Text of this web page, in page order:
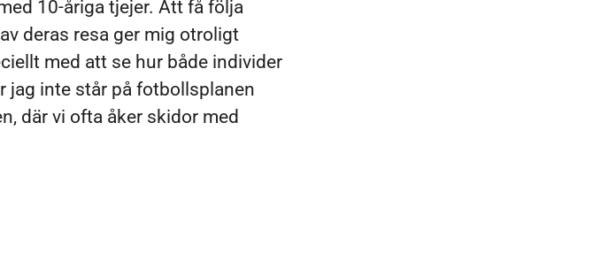
10-åriga tjejer. Att få följa
deras resa ger mig otroligt
med att se hur både individer
jag inte står på fotbollsplanen
där vi ofta åker skidor med